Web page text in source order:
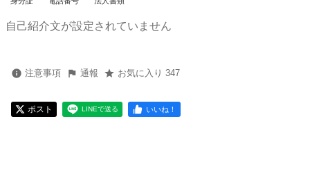
自己紹介文が設定されていません
注意事項 通報 お気に入り 347
ポスト LINEで送る いいね！